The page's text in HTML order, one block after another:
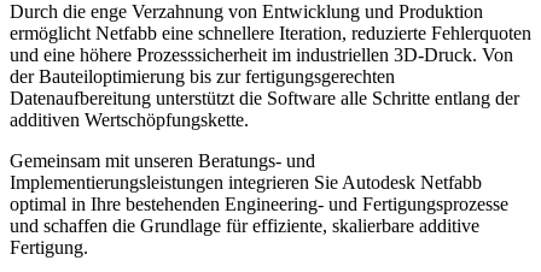
Durch die enge Verzahnung von Entwicklung und Produktion
ermöglicht Netfabb eine schnellere Iteration, reduzierte Fehlerquoten
und eine höhere Prozesssicherheit im industriellen 3D-Druck. Von
der Bauteiloptimierung bis zur fertigungsgerechten
Datenaufbereitung unterstützt die Software alle Schritte entlang der
additiven Wertschöpfungskette.
Gemeinsam mit unseren Beratungs- und
Implementierungsleistungen integrieren Sie Autodesk Netfabb
optimal in Ihre bestehenden Engineering- und Fertigungsprozesse
und schaffen die Grundlage für effiziente, skalierbare additive
Fertigung.